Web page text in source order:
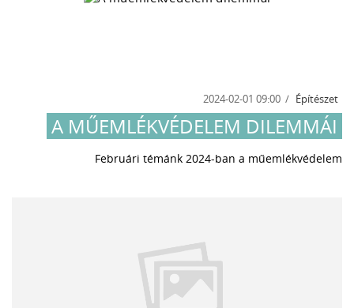
2024-02-01 09:00 Építészet
A MŰEMLÉKVÉDELEM DILEMMÁI
Februári témánk 2024-ban a műemlékvédelem